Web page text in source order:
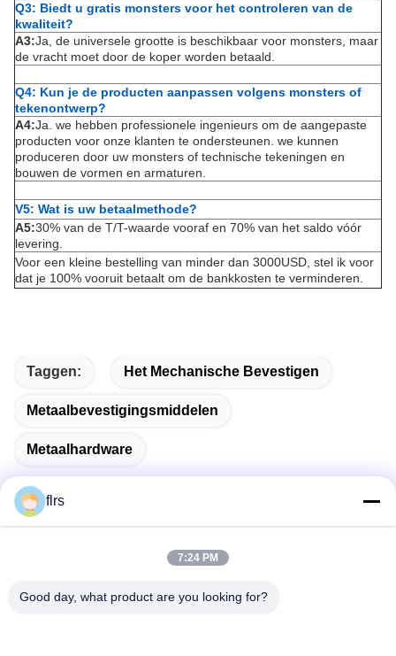
Q3: Biedt u gratis monsters voor het controleren van de
kwaliteit?
A3:Ja, de universele grootte is beschikbaar voor monsters, maar
de vracht moet door de koper worden betaald.
Q4: Kun je de producten aanpassen volgens monsters of
tekenontwerp?
A4:Ja. we hebben professionele ingenieurs om de aangepaste
producten voor onze klanten te ondersteunen. we kunnen
produceren door uw monsters of technische tekeningen en
bouwen de vormen en armaturen.
V5: Wat is uw betaalmethode?
A5:30% van de T/T-waarde vooraf en 70% van het saldo vóór
levering.
Voor een kleine bestelling van minder dan 3000USD, stel ik voor
dat je 100% vooruit betaalt om de bankkosten te verminderen.
Taggen: Het Mechanische Bevestigen
Metaalbevestigingsmiddelen
Metaalhardware
Adres
flrs
7:24 PM
Good day, what product are you looking for?